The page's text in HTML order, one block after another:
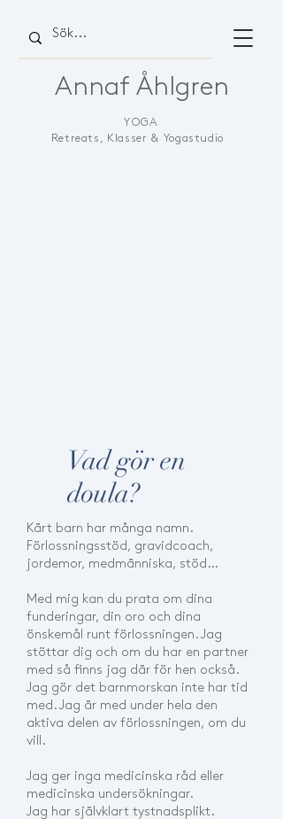
Annaf Åhlgren
YOGA
Retreats, Klasser & Yogastudio
Vad gör en
doula?
Kärt barn har många namn.
Förlossningsstöd, gravidcoach,
jordemor, medmänniska, stöd…
Med mig kan du prata om dina
funderingar, din oro och dina
önskemål runt förlossningen. Jag
stöttar dig och om du har en partner
med så finns jag där för hen också.
Jag gör det barnmorskan inte har tid
med. Jag är med under hela den
aktiva delen av förlossningen, om du
vill.
Jag ger inga medicinska råd eller
medicinska undersökningar.
Jag har självklart tystnadsplikt.